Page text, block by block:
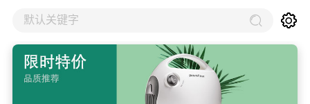
默认关键字